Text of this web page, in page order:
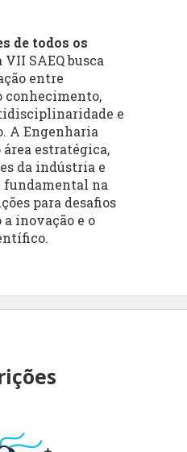
de todos os
VII SAEQ busca
entre
conhecimento,
e
A Engenharia
estratégica,
da indústria e
fundamental na
para desafios
inovação e o